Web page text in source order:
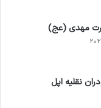
مهدی (عج)
نقلیه اپل